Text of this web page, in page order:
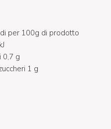
per 100g di prodotto
0,7 g
1 g